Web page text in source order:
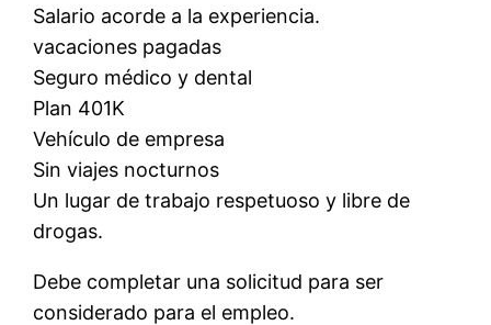
Salario acorde a la experiencia.
vacaciones pagadas
Seguro médico y dental
Plan 401K
Vehículo de empresa
Sin viajes nocturnos
Un lugar de trabajo respetuoso y libre de
drogas.
Debe completar una solicitud para ser
considerado para el empleo.